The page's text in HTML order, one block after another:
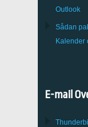
Outlook
Sådan
Kalender
E-mail